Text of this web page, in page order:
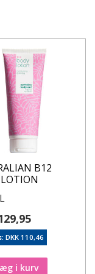
B12
DKK 110,46
i kurv